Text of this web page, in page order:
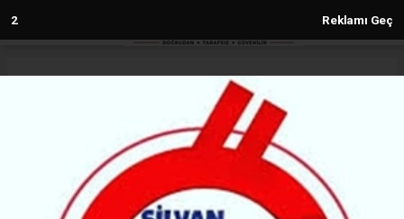
1 Reklamı Geç
AK Parti Diyarbakır İl Başkanı
Hamit Sümer'den Amedspor atkılı
süreç mesajı
DIYARBAKIR